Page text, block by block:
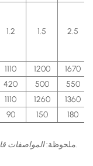
1.2 1.5 2.5
1110 1200
1670
420 500
550
1110 1260
1360
90 150 180
ملحوظة:المواصفات .